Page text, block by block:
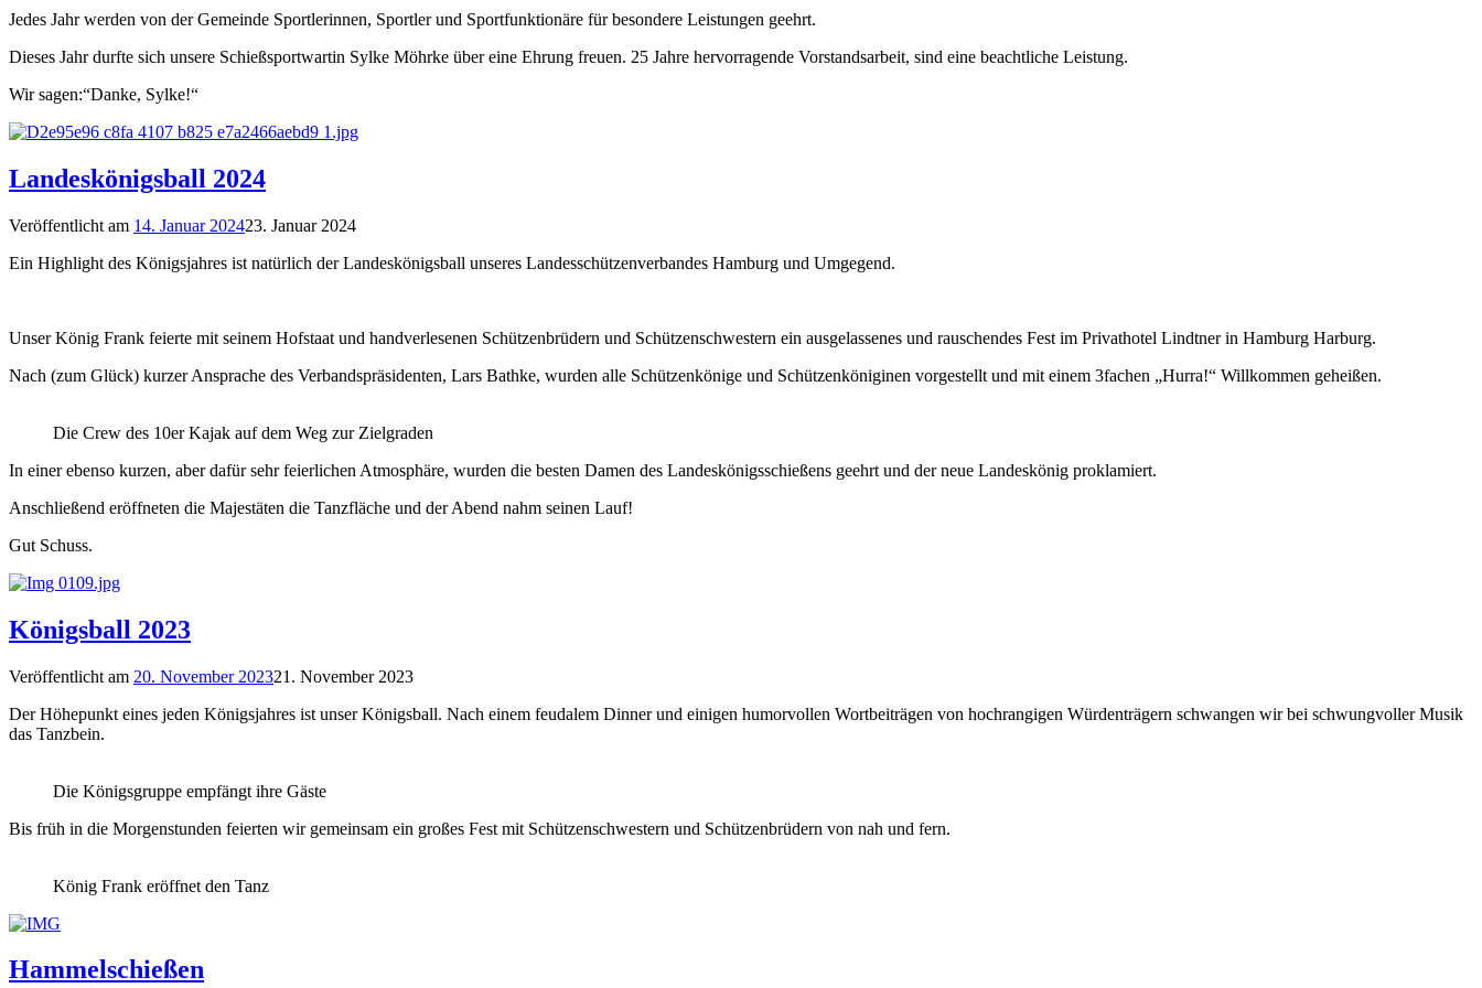
Jedes Jahr werden von der Gemeinde Sportlerinnen, Sportler und Sportfunktionäre für besondere Leistungen geehrt.
Dieses Jahr durfte sich unsere Schießsportwartin Sylke Möhrke über eine Ehrung freuen. 25 Jahre hervorragende Vorstandsarbeit, sind eine beachtliche Leistung.
Wir sagen:“Danke, Sylke!“
Landeskönigsball 2024
Veröffentlicht am 14. Januar 202423. Januar 2024
Ein Highlight des Königsjahres ist natürlich der Landeskönigsball unseres Landesschützenverbandes Hamburg und Umgegend.
Unser König Frank feierte mit seinem Hofstaat und handverlesenen Schützenbrüdern und Schützenschwestern ein ausgelassenes und rauschendes Fest im Privathotel Lindtner in Hamburg Harburg.
Nach (zum Glück) kurzer Ansprache des Verbandspräsidenten, Lars Bathke, wurden alle Schützenkönige und Schützenköniginen vorgestellt und mit einem 3fachen „Hurra!“ Willkommen geheißen.
Die Crew des 10er Kajak auf dem Weg zur Zielgraden
In einer ebenso kurzen, aber dafür sehr feierlichen Atmosphäre, wurden die besten Damen des Landeskönigsschießens geehrt und der neue Landeskönig proklamiert.
Anschließend eröffneten die Majestäten die Tanzfläche und der Abend nahm seinen Lauf!
Gut Schuss.
Königsball 2023
Veröffentlicht am 20. November 202321. November 2023
Der Höhepunkt eines jeden Königsjahres ist unser Königsball. Nach einem feudalem Dinner und einigen humorvollen Wortbeiträgen von hochrangigen Würdenträgern schwangen wir bei schwungvoller Musik
das Tanzbein.
Die Königsgruppe empfängt ihre Gäste
Bis früh in die Morgenstunden feierten wir gemeinsam ein großes Fest mit Schützenschwestern und Schützenbrüdern von nah und fern.
König Frank eröffnet den Tanz
Hammelschießen